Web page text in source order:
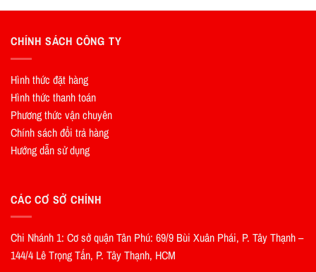
CHÍNH SÁCH CÔNG TY
Hình thức đặt hàng
Hình thức thanh toán
Phương thức vận chuyên
Chính sách đổi trả hàng
Hướng dẫn sử dụng
CÁC CƠ SỞ CHÍNH
Chi Nhánh 1: Cơ sở quận Tân Phú: 69/9 Bùi Xuân Phái, P. Tây Thạnh –
144/4 Lê Trọng Tấn, P. Tây Thạnh, HCM